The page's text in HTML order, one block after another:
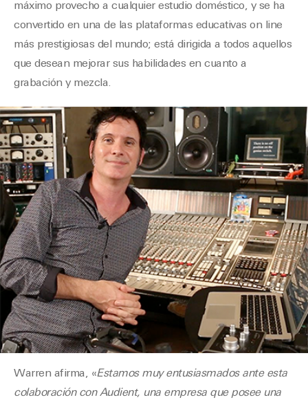
máximo provecho a cualquier estudio doméstico, y se ha
convertido en una de las plataformas educativas on line
más prestigiosas del mundo; está dirigida a todos aquellos
que desean mejorar sus habilidades en cuanto a
grabación y mezcla.
Warren afirma, «Estamos muy entusiasmados ante esta
colaboración con Audient, una empresa que posee una